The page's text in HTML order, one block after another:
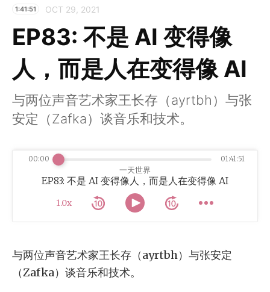
1:41:51 OCT 29, 2021
EP83: 不是 AI 变得像
人，而是人在变得像 AI
与两位声音艺术家王长存（ayrtbh）与张
安定（Zafka）谈音乐和技术。
一天世界
EP83: 不是 AI 变得像人，而是人在变得像 AI
1.0x
00:00 01:41:51
与两位声音艺术家王长存（ayrtbh）与张安定
（Zafka）谈音乐和技术。